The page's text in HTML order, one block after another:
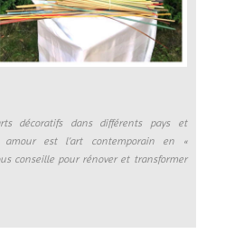
décoratifs dans différents pays et
amour est l’art contemporain en «
conseille pour rénover et transformer